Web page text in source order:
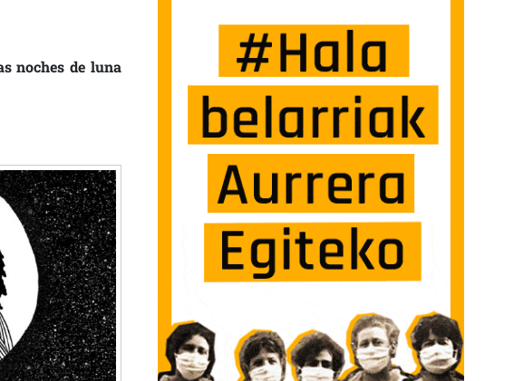
LUMÍNICA COMO PUNTO DE PARTIDA PARA LA ÚLTIMA ENTREGA DE ZIRRIBORROAK
noches de luna